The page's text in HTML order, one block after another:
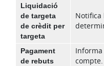
Liquidació
de targeta
de crèdit per
targeta
Pagament
de rebuts
compte.